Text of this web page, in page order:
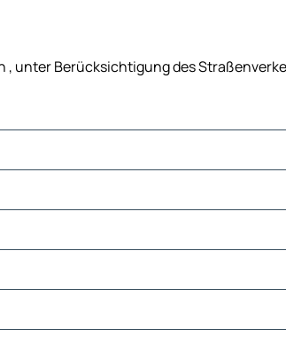
, unter Berücksichtigung des